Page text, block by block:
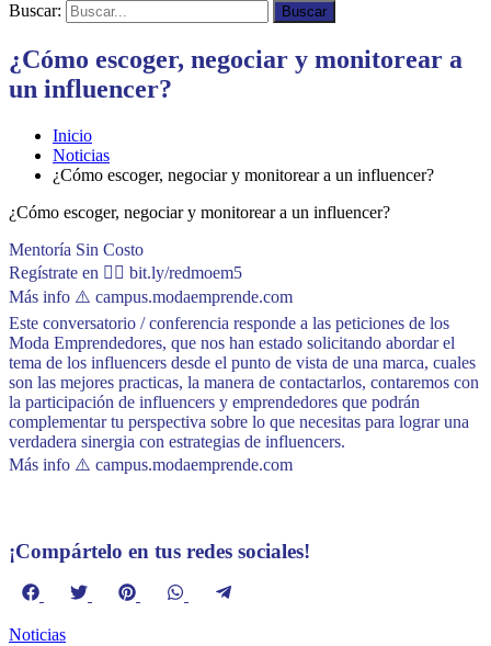
Buscar: Buscar
¿Cómo escoger, negociar y monitorear a
un influencer?
Inicio
Noticias
¿Cómo escoger, negociar y monitorear a un influencer?
¿Cómo escoger, negociar y monitorear a un influencer?
Mentoría Sin Costo
Regístrate en 👉🏼 bit.ly/redmoem5
Más info ⚠️ campus.modaemprende.com
Este conversatorio / conferencia responde a las peticiones de los
Moda Emprendedores, que nos han estado solicitando abordar el
tema de los influencers desde el punto de vista de una marca, cuales
son las mejores practicas, la manera de contactarlos, contaremos con
la participación de influencers y emprendedores que podrán
complementar tu perspectiva sobre lo que necesitas para lograr una
verdadera sinergia con estrategias de influencers.
Más info ⚠️ campus.modaemprende.com
¡Compártelo en tus redes sociales!
Compartir
Facebook
CompartirCompartirCompartir
Noticias